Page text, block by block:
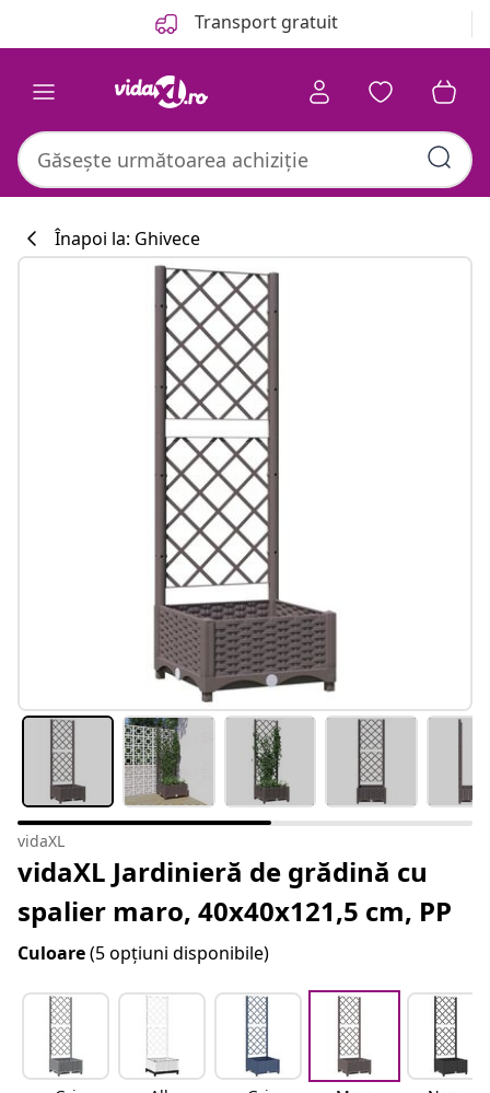
Transport gratuit
Înapoi la: Ghivece
vidaXL
vidaXL Jardinieră de grădină cu
spalier maro, 40x40x121,5 cm, PP
Culoare(5 opțiuni disponibile)